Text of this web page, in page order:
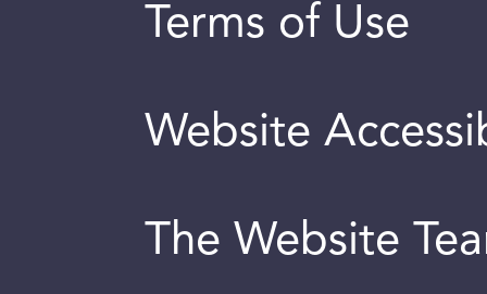
Terms of Use
Website
The Website